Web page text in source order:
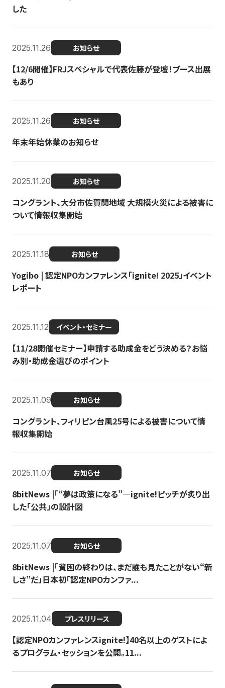
した
2025.11.26 お知らせ
【12/6開催】FRJスペシャルで代表佐藤が登壇！ブース出展
もあり
2025.11.26 お知らせ
年末年始休業のお知らせ
2025.11.20 お知らせ
コングラント、大分市佐賀関地域 大規模火災による被害に
ついて情報収集開始
2025.11.18 お知らせ
Yogibo | 認定NPOカンファレンス「ignite! 2025」イベント
レポート
2025.11.12 イベント・セミナー
【11/28開催セミナー】申請する助成金をどう決める？お悩
み別・助成金選びのポイント
2025.11.09 お知らせ
コングラント、フィリピン台風25号による被害について情
報収集開始
2025.11.07 お知らせ
8bitNews |「“夢は政策になる”—ignite!ピッチが炙り出
した「公共」の設計図
2025.11.07 お知らせ
8bitNews |「貧困の終わりは、まだ誰も見たことがない“新
しさ”だ」日本初「認定NPOカンファ...
2025.11.04 プレスリリース
【認定NPOカンファレンスignite!】40名以上のゲストによ
るプログラム・セッションを公開。11...